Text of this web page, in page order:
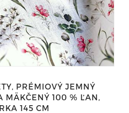
PRÉMIOVÝ JEMNÝ
MÄKČENÝ 100 % ĽAN,
145 CM